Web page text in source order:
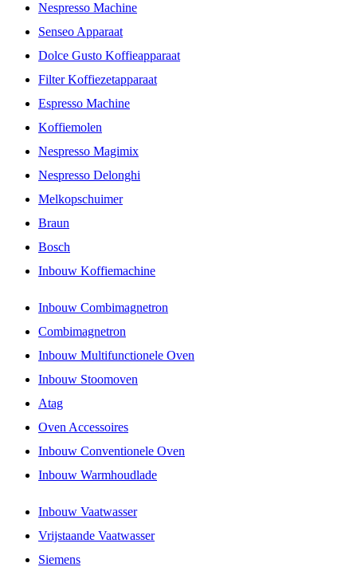
Nespresso Machine
Senseo Apparaat
Dolce Gusto Koffieapparaat
Filter Koffiezetapparaat
Espresso Machine
Koffiemolen
Nespresso Magimix
Nespresso Delonghi
Melkopschuimer
Braun
Bosch
Inbouw Koffiemachine
Inbouw Combimagnetron
Combimagnetron
Inbouw Multifunctionele Oven
Inbouw Stoomoven
Atag
Oven Accessoires
Inbouw Conventionele Oven
Inbouw Warmhoudlade
Inbouw Vaatwasser
Vrijstaande Vaatwasser
Siemens